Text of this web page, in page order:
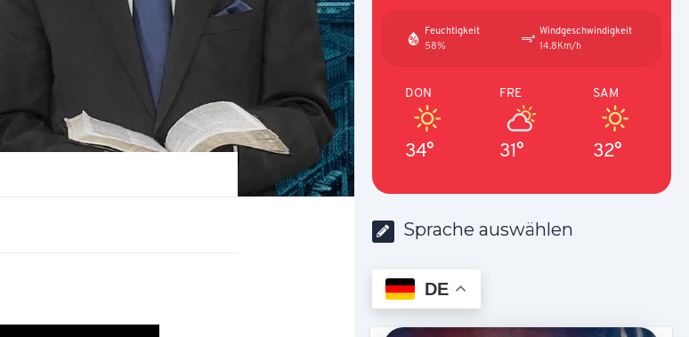
Feuchtigkeit
58%
Windgeschwindigkeit
14.8Km/h
DON
34°
FRE
31°
SAM
32°
Sprache auswählen
DE